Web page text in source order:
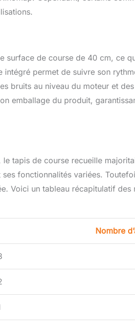
surface de course de 40 cm, ce
permet de suivre son
bruits au niveau du moteur et
emballage du produit,
tapis de course recueille
fonctionnalités variées.
Voici un tableau récapitulatif des
Nombre